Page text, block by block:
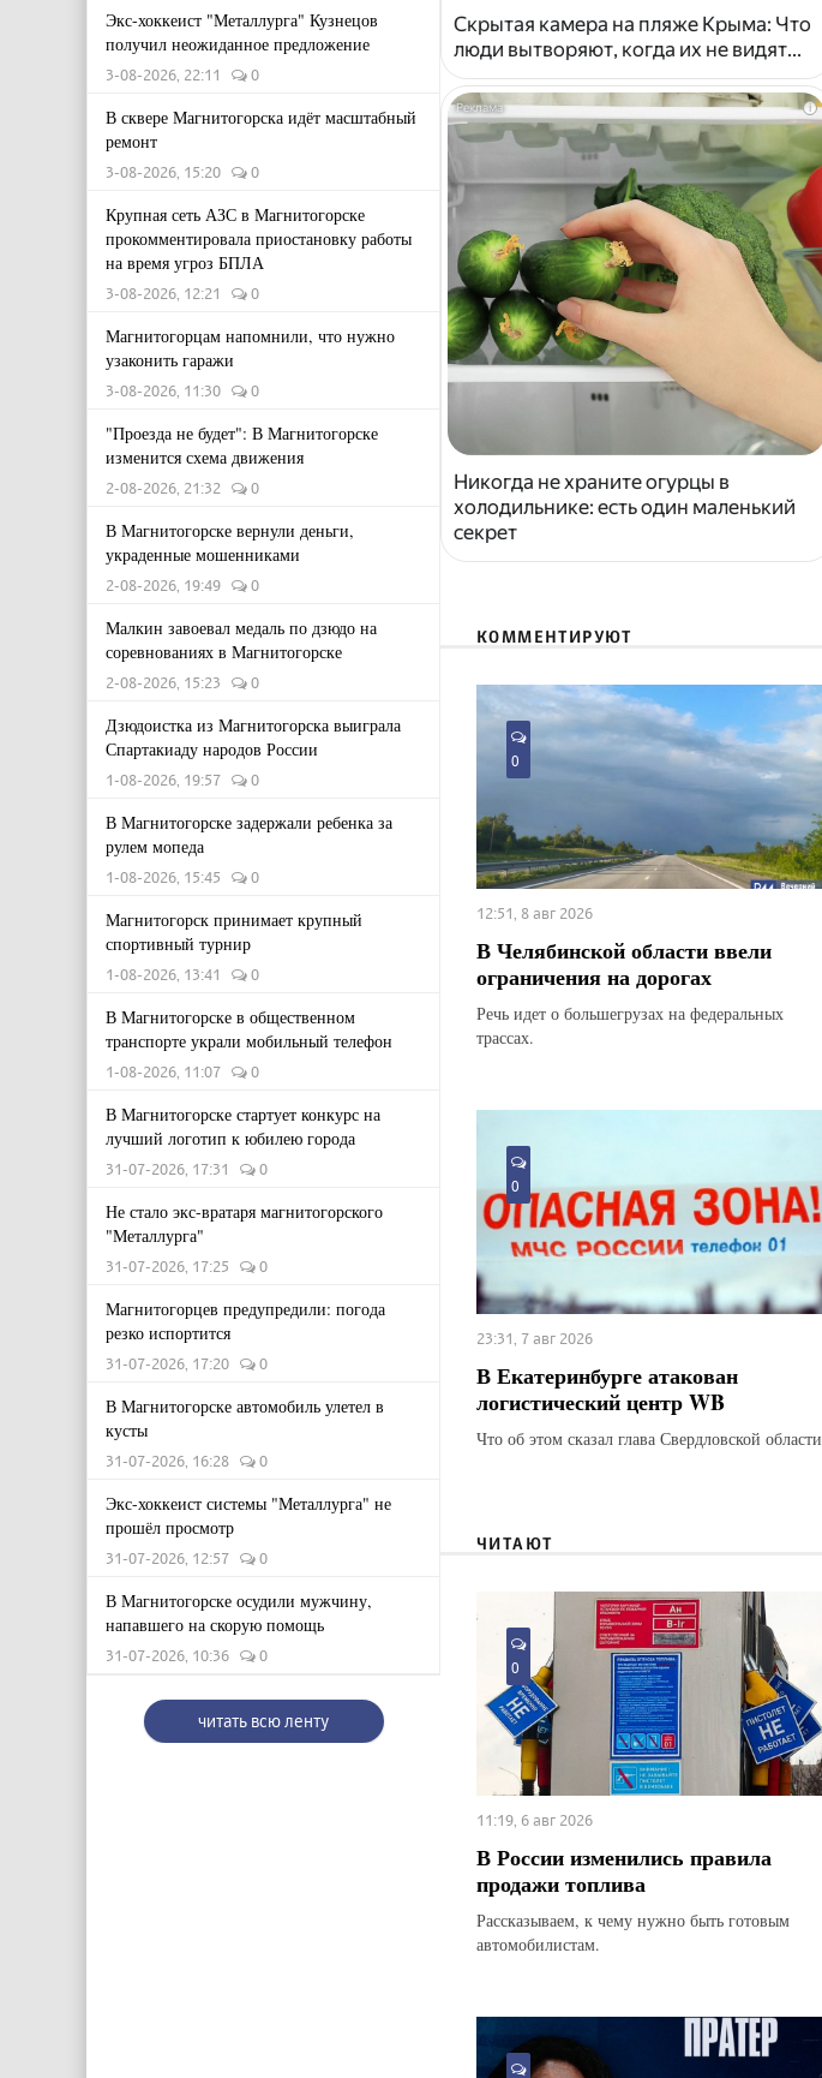
Экс-хоккеист "Металлурга" Кузнецов
получил неожиданное предложение
3-08-2026, 22:11 0
В сквере Магнитогорска идёт масштабный
ремонт
3-08-2026, 15:20 0
Крупная сеть АЗС в Магнитогорске
прокомментировала приостановку работы
на время угроз БПЛА
3-08-2026, 12:21 0
Магнитогорцам напомнили, что нужно
узаконить гаражи
3-08-2026, 11:30 0
"Проезда не будет": В Магнитогорске
изменится схема движения
2-08-2026, 21:32 0
В Магнитогорске вернули деньги,
украденные мошенниками
2-08-2026, 19:49 0
Малкин завоевал медаль по дзюдо на
соревнованиях в Магнитогорске
2-08-2026, 15:23 0
Дзюдоистка из Магнитогорска выиграла
Спартакиаду народов России
1-08-2026, 19:57 0
В Магнитогорске задержали ребенка за
рулем мопеда
1-08-2026, 15:45 0
Магнитогорск принимает крупный
спортивный турнир
1-08-2026, 13:41 0
В Магнитогорске в общественном
транспорте украли мобильный телефон
1-08-2026, 11:07 0
В Магнитогорске стартует конкурс на
лучший логотип к юбилею города
31-07-2026, 17:31 0
Не стало экс-вратаря магнитогорского
"Металлурга"
31-07-2026, 17:25 0
Магнитогорцев предупредили: погода
резко испортится
31-07-2026, 17:20 0
В Магнитогорске автомобиль улетел в
кусты
31-07-2026, 16:28 0
Экс-хоккеист системы "Металлурга" не
прошёл просмотр
31-07-2026, 12:57 0
В Магнитогорске осудили мужчину,
напавшего на скорую помощь
31-07-2026, 10:36 0
читать всю ленту
Скрытая камера на пляже Крыма: Что
люди вытворяют, когда их не видят...
i
Никогда не храните огурцы в
холодильнике: есть один маленький
секрет
КОММЕНТИРУЮТ
0
12:51, 8 авг 2026
В Челябинской области ввели
ограничения на дорогах
Речь идет о большегрузах на федеральных
трассах.
0
23:31, 7 авг 2026
В Екатеринбурге атакован
логистический центр WB
Что об этом сказал глава Свердловской области
ЧИТАЮТ
0
11:19, 6 авг 2026
В России изменились правила
продажи топлива
Рассказываем, к чему нужно быть готовым
автомобилистам.